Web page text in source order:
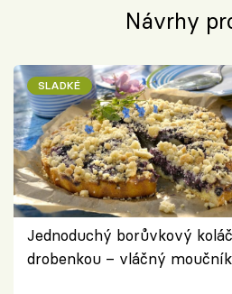
Návrhy
SLADKÉ
Jednoduchý borůvkový
drobenkou – vláčný